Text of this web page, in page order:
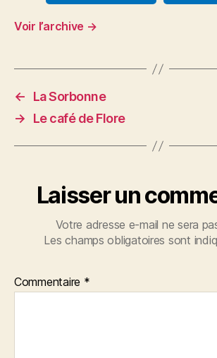
Voir l’archive →
←
La Sorbonne
→
Le café de Flore
Laisser un
Votre adresse e-mail ne sera
Les champs obligatoires sont
Commentaire *